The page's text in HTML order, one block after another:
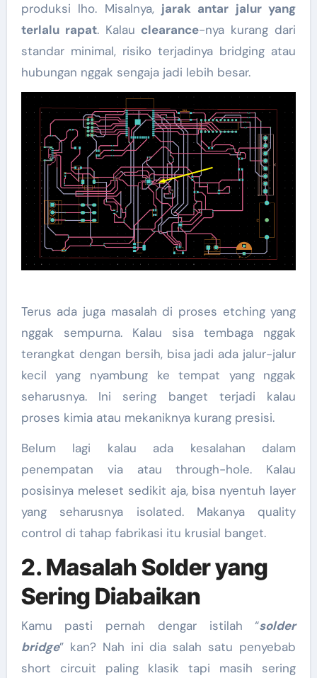
produksi lho. Misalnya, jarak antar jalur yang
terlalu rapat. Kalau clearance-nya kurang dari
standar minimal, risiko terjadinya bridging atau
hubungan nggak sengaja jadi lebih besar.
Terus ada juga masalah di proses etching yang
nggak sempurna. Kalau sisa tembaga nggak
terangkat dengan bersih, bisa jadi ada jalur-jalur
kecil yang nyambung ke tempat yang nggak
seharusnya. Ini sering banget terjadi kalau
proses kimia atau mekaniknya kurang presisi.
Belum lagi kalau ada kesalahan dalam
penempatan via atau through-hole. Kalau
posisinya meleset sedikit aja, bisa nyentuh layer
yang seharusnya isolated. Makanya quality
control di tahap fabrikasi itu krusial banget.
2. Masalah Solder yang
Sering Diabaikan
Kamu pasti pernah dengar istilah “solder
bridge” kan? Nah ini dia salah satu penyebab
short circuit paling klasik tapi masih sering